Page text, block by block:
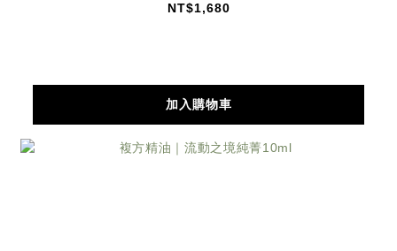
NT$1,680
加入購物車